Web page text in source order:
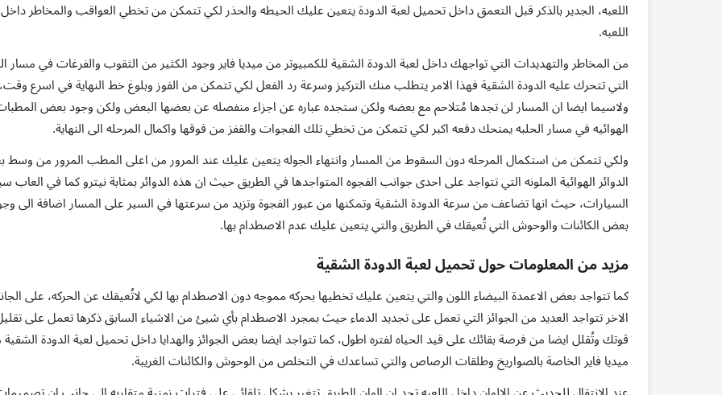
اللعبه، الجدير بالذكر قبل التعمق داخل تحميل لعبة الدودة يتعين عليك الحيطه والحذر لكي تتمكن من تخطي العواقب والمخاطر داخل
اللعبه.
من المخاطر والتهديدات التي تواجهك داخل لعبة الدودة الشقية للكمبيوتر من ميديا فاير وجود الكثير من الثقوب والفرغات في مسار
التي تتحرك عليه الدودة الشقية فهذا الامر يتطلب منك التركيز وسرعة رد الفعل لكي تتمكن من الفوز وبلوغ خط النهاية في اسرع وقت،
ولاسيما ايضا ان المسار لن تجدها مُتلاحم مع بعضه ولكن ستجده عباره عن اجزاء منفصله عن بعضها البعض ولكن وجود بعض
الهوائيه في مسار الحلبه يمنحك دفعه اكبر لكي تتمكن من تخطي تلك الفجوات والقفز من فوقها واكمال المرحله الى النهاية.
ولكي تتمكن من استكمال المرحله دون السقوط من المسار وانتهاء الجوله يتعين عليك عند المرور من اعلى المطب المرور من
الدوائر الهوائية الملونه التي تتواجد على احدى جوانب الفجوه المتواجدها في الطريق حيث ان هذه الدوائر بمثابة نيترو كما في العاب
السيارات، حيث انها تضاعف من سرعة الدودة الشقية وتمكنها من عبور الفجوة وتزيد من سرعتها في السير على المسار اضافة الى
بعض الكائنات والوحوش التي تُعيقك في الطريق والتي يتعين عليك عدم الاصطدام بها.
مزيد من المعلومات حول تحميل لعبة الدودة الشقية
كما تتواجد بعض الاعمدة البيضاء اللون والتي يتعين عليك تخطيها بحركه مموجه دون الاصطدام بها لكي لاتُعيقك عن الحركه، على
الاخر تتواجد العديد من الجوائز التي تعمل على تجديد الدماء حيث بمجرد الاصطدام بأي شيئ من الاشياء السابق ذكرها تعمل على
قوتك وتُقلل ايضا من فرصة بقائك على قيد الحياه لفتره اطول، كما تتواجد ايضا بعض الجوائز والهدايا داخل تحميل لعبة الدودة
ميديا فاير الخاصة بالصواريخ وطلقات الرصاص والتي تساعدك في التخلص من الوحوش والكائنات الغريبة.
عند الانتقال للحديث عن الالوان داخل اللعبه تجد ان الوان الطريق تتغير بشكل تلقائي على فترات زمنية متقاربه الى جانب ان